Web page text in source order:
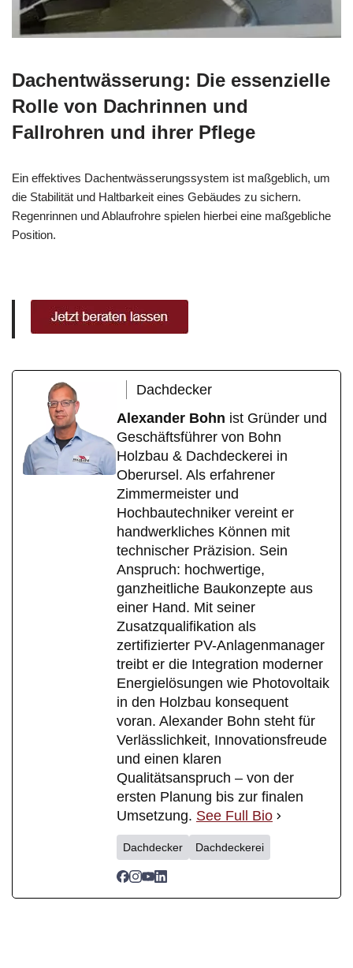
Dachentwässerung: Die essenzielle
Rolle von Dachrinnen und
Fallrohren und ihrer Pflege
Ein effektives Dachentwässerungssystem ist maßgeblich, um
die Stabilität und Haltbarkeit eines Gebäudes zu sichern.
Regenrinnen und Ablaufrohre spielen hierbei eine maßgebliche
Position.
Dachdecker
Alexander Bohn ist Gründer und
Geschäftsführer von Bohn
Holzbau & Dachdeckerei in
Oberursel. Als erfahrener
Zimmermeister und
Hochbautechniker vereint er
handwerkliches Können mit
technischer Präzision. Sein
Anspruch: hochwertige,
ganzheitliche Baukonzepte aus
einer Hand. Mit seiner
Zusatzqualifikation als
zertifizierter PV-Anlagenmanager
treibt er die Integration moderner
Energielösungen wie Photovoltaik
in den Holzbau konsequent
voran. Alexander Bohn steht für
Verlässlichkeit, Innovationsfreude
und einen klaren
Qualitätsanspruch – von der
ersten Planung bis zur finalen
Umsetzung. See Full Bio
Dachdecker Dachdeckerei